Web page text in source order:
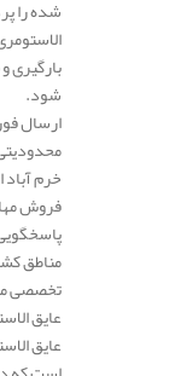
شده را
بارگیری
شود.
ارسال
خرم
فروش
مناطق
تخصصی
عایق
عایق